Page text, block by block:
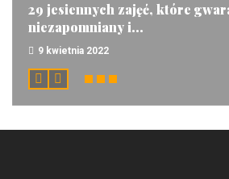
29 jesiennych zajęć, które
niezapomniany i...
9 kwietnia 2022